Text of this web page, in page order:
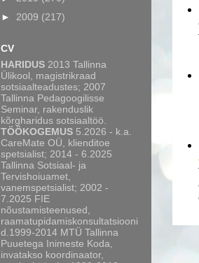
► 2009 (217)
CV
HARIDUS 2013 Tallinna
Ülikool, magistrikraad
sotsiaalteadustes; 2007
Tallinna Pedagoogilisse
Seminar, rakenduslik
kõrgharidus sotsiaaltöö.
TÖÖKOGEMUS 5.2026 - k.a.
CareMate OÜ, klienditoe
spetsialist; 2014 - 6.2025
Tallinna Sotsiaal- ja
Tervishoiuamet,
vanemspetsialist; 2002 -
7.2025 FIE
nõustamisteenused,
raamatupidamiskonsultatsiooni
d.1999-2014 MTÜ Tallinna
Puuetega Inimeste Koda,
invatakso koordinaator,